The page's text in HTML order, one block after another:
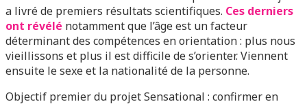
a livré de premiers résultats scientifiques. Ces derniers
ont révélé notamment que l’âge est un facteur
déterminant des compétences en orientation : plus nous
vieillissons et plus il est difficile de s’orienter. Viennent
ensuite le sexe et la nationalité de la personne.
Objectif premier du projet Sensational : confirmer en